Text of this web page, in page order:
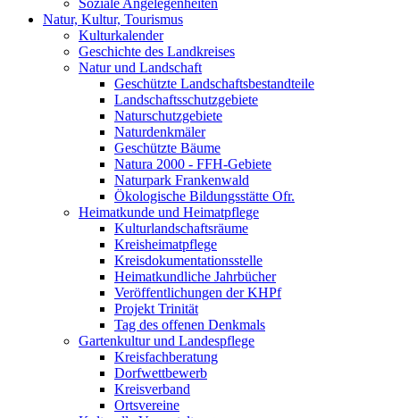
Soziale Angelegenheiten
Natur, Kultur, Tourismus
Kulturkalender
Geschichte des Landkreises
Natur und Landschaft
Geschützte Landschaftsbestandteile
Landschaftsschutzgebiete
Naturschutzgebiete
Naturdenkmäler
Geschützte Bäume
Natura 2000 - FFH-Gebiete
Naturpark Frankenwald
Ökologische Bildungsstätte Ofr.
Heimatkunde und Heimatpflege
Kulturlandschaftsräume
Kreisheimatpflege
Kreisdokumentationsstelle
Heimatkundliche Jahrbücher
Veröffentlichungen der KHPf
Projekt Trinität
Tag des offenen Denkmals
Gartenkultur und Landespflege
Kreisfachberatung
Dorfwettbewerb
Kreisverband
Ortsvereine